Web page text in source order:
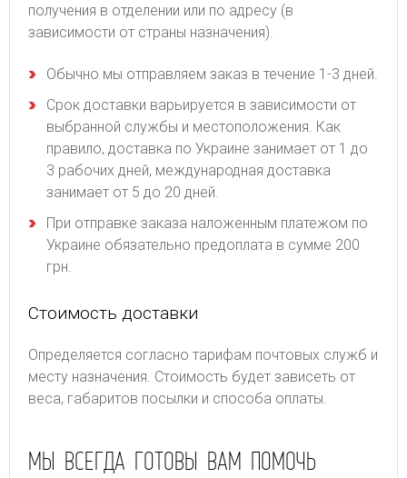
получения в отделении или по адресу (в
зависимости от страны назначения).
Обычно мы отправляем заказ в течение 1-3 дней.
Срок доставки варьируется в зависимости от
выбранной службы и местоположения. Как
правило, доставка по Украине занимает от 1 до
3 рабочих дней, международная доставка
занимает от 5 до 20 дней.
При отправке заказа наложенным платежом по
Украине обязательно предоплата в сумме 200
грн.
Стоимость доставки
Определяется согласно тарифам почтовых служб и
месту назначения. Стоимость будет зависеть от
веса, габаритов посылки и способа оплаты.
МЫ ВСЕГДА ГОТОВЫ ВАМ ПОМОЧЬ